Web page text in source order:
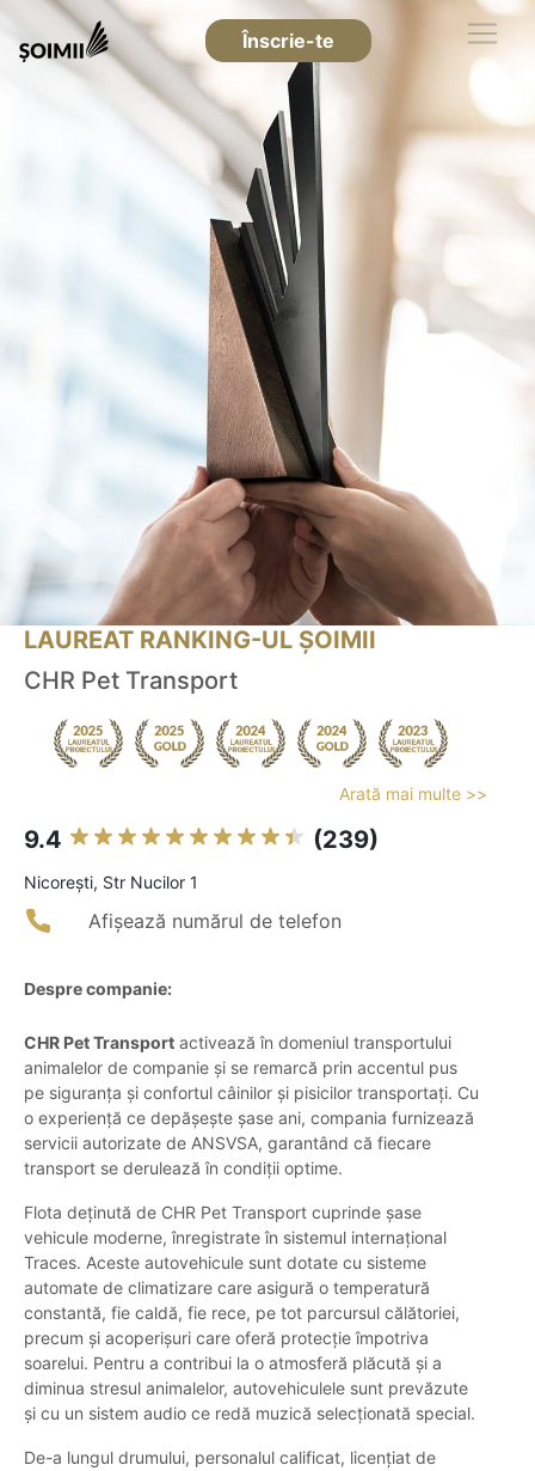
Înscrie-te
LAUREAT RANKING-UL ȘOIMII
CHR Pet Transport
Arată mai multe >>
9.4 (239)
Nicoreşti, Str Nucilor 1
Afișează numărul de telefon
Despre companie:
CHR Pet Transport activează în domeniul transportului
animalelor de companie și se remarcă prin accentul pus
pe siguranța și confortul câinilor și pisicilor transportați. Cu
o experiență ce depășește șase ani, compania furnizează
servicii autorizate de ANSVSA, garantând că fiecare
transport se derulează în condiții optime.
Flota deținută de CHR Pet Transport cuprinde șase
vehicule moderne, înregistrate în sistemul internațional
Traces. Aceste autovehicule sunt dotate cu sisteme
automate de climatizare care asigură o temperatură
constantă, fie caldă, fie rece, pe tot parcursul călătoriei,
precum și acoperișuri care oferă protecție împotriva
soarelui. Pentru a contribui la o atmosferă plăcută și a
diminua stresul animalelor, autovehiculele sunt prevăzute
și cu un sistem audio ce redă muzică selecționată special.
De-a lungul drumului, personalul calificat, licențiat de